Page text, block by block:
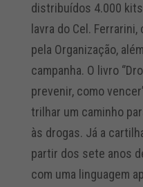
distribuídos 4.000
lavra do Cel.
pela Organização,
campanha. O livro
prevenir, como
trilhar um caminho
às drogas. Já a
partir dos sete anos
com uma linguagem